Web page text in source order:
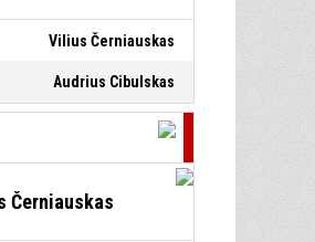
Vilius Černiauskas
Audrius Cibulskas
Černiauskas